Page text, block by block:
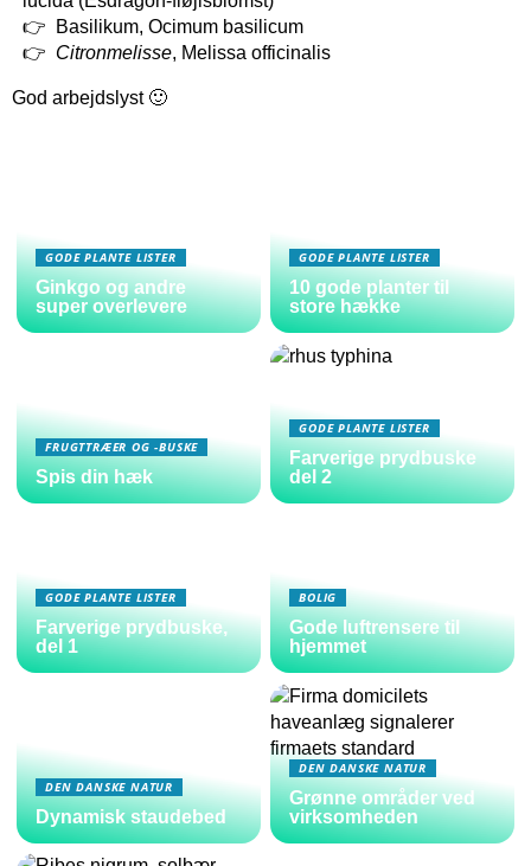
Basilikum, Ocimum basilicum
Citronmelisse, Melissa officinalis
God arbejdslyst 🙂
GODE PLANTE LISTER
Ginkgo og andre
super overlevere
GODE PLANTE LISTER
10 gode planter til
store hække
FRUGTTRÆER OG -BUSKE
Spis din hæk
GODE PLANTE LISTER
Farverige prydbuske
del 2
GODE PLANTE LISTER
Farverige prydbuske,
del 1
BOLIG
Gode luftrensere til
hjemmet
DEN DANSKE NATUR
Dynamisk staudebed
DEN DANSKE NATUR
Grønne områder ved
virksomheden